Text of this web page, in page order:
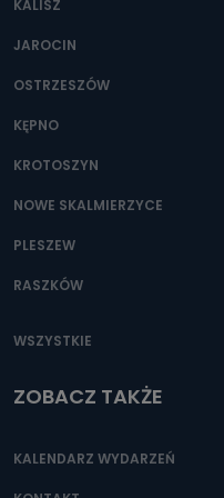
Można to zrobić pod
KALISZ
JAROCIN
OSTRZESZÓW
KĘPNO
KROTOSZYN
NOWE SKALMIERZYCE
PLESZEW
RASZKÓW
WSZYSTKIE
ZOBACZ TAKŻE
KALENDARZ WYDARZEŃ